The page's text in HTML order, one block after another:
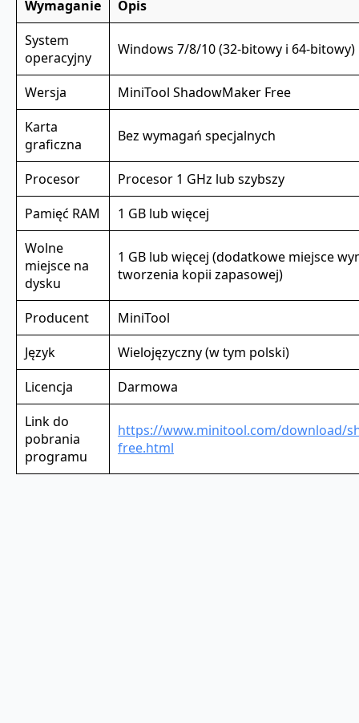
Wymaganie
Opis
System
operacyjny
Windows 7/8/10 (32-bitowy i 64-bitowy)
Wersja
MiniTool ShadowMaker Free
Karta
graficzna
Bez wymagań specjalnych
Procesor
Procesor 1 GHz lub szybszy
Pamięć RAM
1 GB lub więcej
Wolne
miejsce na
dysku
1 GB lub więcej (dodatkowe miejsce
tworzenia kopii zapasowej)
Producent
MiniTool
Język
Wielojęzyczny (w tym polski)
Licencja
Darmowa
Link do
pobrania
programu
https://www.minitool.com/download/
free.html